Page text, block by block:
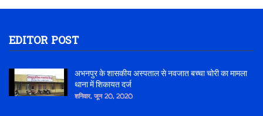
EDITOR POST
अभनपुर के शासकीय अस्पताल से नवजात बच्चा चोरी का मामला
थाना में शिकायत दर्ज
शनिवार, जून 20, 2020